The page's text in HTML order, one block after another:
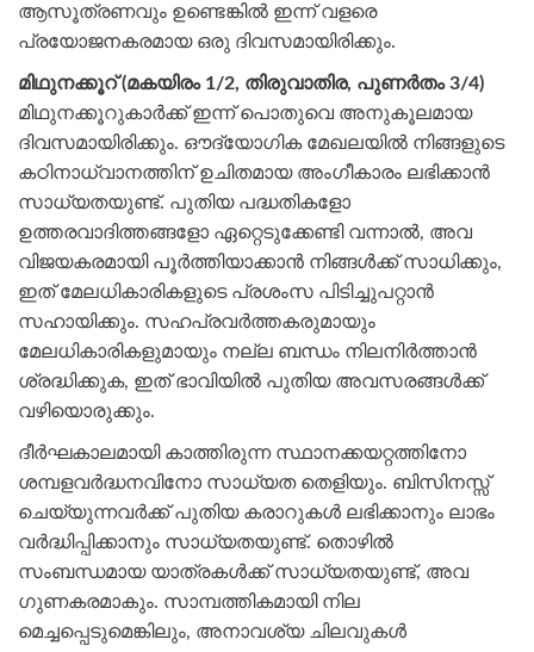
ആസൂത്രണവും ഉണ്ടെങ്കില്‍ ഇന്ന് വളരെ
പ്രയോജനകരമായ ഒരു ദിവസമായിരിക്കും.
മിഥുനക്കൂറ് (മകയിരം 1/2, തിരുവാതിര, പുണര്‍തം 3/4)
മിഥുനക്കൂറുകാര്‍ക്ക് ഇന്ന് പൊതുവെ അനുകൂലമായ
ദിവസമായിരിക്കും. ഔദ്യോഗിക മേഖലയില്‍ നിങ്ങളുടെ
കഠിനാധ്വാനത്തിന് ഉചിതമായ അംഗീകാരം ലഭിക്കാന്‍
സാധ്യതയുണ്ട്. പുതിയ പദ്ധതികളോ
ഉത്തരവാദിത്തങ്ങളോ ഏറ്റെടുക്കേണ്ടി വന്നാല്‍, അവ
വിജയകരമായി പൂര്‍ത്തിയാക്കാന്‍ നിങ്ങള്‍ക്ക് സാധിക്കും,
ഇത് മേലധികാരികളുടെ പ്രശംസ പിടിച്ചുപറ്റാന്‍
സഹായിക്കും. സഹപ്രവര്‍ത്തകരുമായും
മേലധികാരികളുമായും നല്ല ബന്ധം നിലനിര്‍ത്താന്‍
ശ്രദ്ധിക്കുക, ഇത് ഭാവിയില്‍ പുതിയ അവസരങ്ങള്‍ക്ക്
വഴിയൊരുക്കും.
ദീര്‍ഘകാലമായി കാത്തിരുന്ന സ്ഥാനക്കയറ്റത്തിനോ
ശമ്പളവര്‍ദ്ധനവിനോ സാധ്യത തെളിയും. ബിസിനസ്സ്
ചെയ്യുന്നവര്‍ക്ക് പുതിയ കരാറുകള്‍ ലഭിക്കാനും ലാഭം
വര്‍ദ്ധിപ്പിക്കാനും സാധ്യതയുണ്ട്. തൊഴില്‍
സംബന്ധമായ യാത്രകള്‍ക്ക് സാധ്യതയുണ്ട്, അവ
ഗുണകരമാകും. സാമ്പത്തികമായി നില
മെച്ചപ്പെടുമെങ്കിലും, അനാവശ്യ ചിലവുകള്‍